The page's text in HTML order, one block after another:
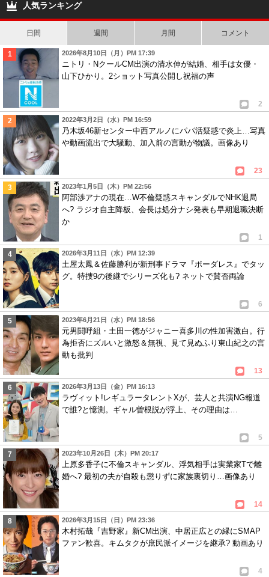
人気ランキング
日間 週間 月間 コメント
2026年8月10日（月）PM 17:39
ニトリ・NクールCM出演の清水伸が結婚、相手は女優・
山下ひかり。2ショット写真公開し祝福の声
2
2022年3月2日（水）PM 16:59
乃木坂46新センター中西アルノにパパ活疑惑で炎上…写真
や動画流出で大騒動、加入前の言動が物議。画像あり
23
2023年1月5日（木）PM 22:56
阿部渉アナの現在…W不倫疑惑スキャンダルでNHK退局
へ? ラジオ自主降板、会長は処分ナシ発表も早期退職決断
か
1
2026年3月11日（水）PM 12:39
土屋太鳳＆佐藤勝利が新刑事ドラマ『ボーダレス』でタッ
グ。特捜9の後継でシリーズ化も? ネットで賛否両論
6
2023年6月21日（水）PM 18:56
元男闘呼組・土田一徳がジャニー喜多川の性加害激白。行
為拒否にズルいと激怒＆無視、見て見ぬふり東山紀之の言
動も批判
13
2026年3月13日（金）PM 16:13
ラヴィット!レギュラータレントXが、芸人と共演NG報道
で誰?と憶測。ギャル曽根説が浮上、その理由は…
5
2023年10月26日（木）PM 20:17
上原多香子に不倫スキャンダル、浮気相手は実業家Tで離
婚へ? 最初の夫が自殺も懲りずに家族裏切り…画像あり
14
2026年3月15日（日）PM 23:36
木村拓哉『吉野家』新CM出演、中居正広との縁にSMAP
ファン歓喜。キムタクが庶民派イメージを継承? 動画あり
4